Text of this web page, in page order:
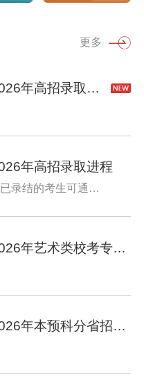
更多
中央民族大学2026年高招录取后续工作安排
年高招录取进程
各省相应招生类型已录结的考生可通过“录取查询”板块查询本人录取结果
中央民族大学2026年艺术类校考专业拟录取原则及分数线
中央民族大学2026年本预科分省招生简章活页